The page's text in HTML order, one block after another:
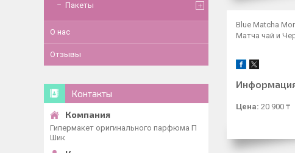
Blue Matcha
Матча чай и
Цена: 20 900 ₸
Пакеты
О нас
Отзывы
Контакты
Гипермакет оригинального парфюма П
Шик